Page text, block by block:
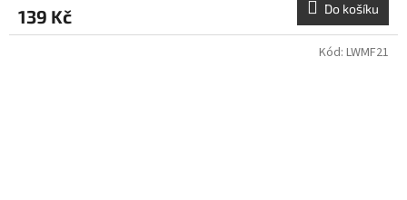
139 Kč Do košíku
Kód: LWMF21